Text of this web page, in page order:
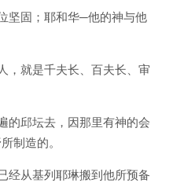
坚固；耶和华─他的神与他
，就是千夫长、百夫长、审
的邱坛去，因那里有神的会
制造的。
经从基列耶琳搬到他所预备